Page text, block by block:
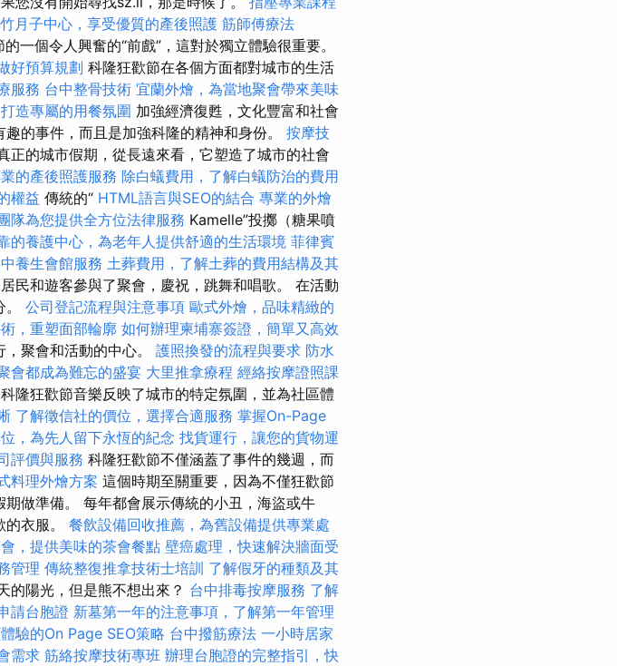
月子中心，享受優質的產後照護 筋師傅療法
個令人興奮的“前戲”，這對於獨立體驗很重要。
好預算規劃 科隆狂歡節在各個方面都對城市的生活
服務 台中整骨技術 宜蘭外燴，為當地聚會帶來美味
造專屬的用餐氛圍 加強經濟復甦，文化豐富和社會
的事件，而且是加強科隆的精神和身份。 按摩技
正的城市假期，從長遠來看，它塑造了城市的社會
的產後照護服務 除白蟻費用，了解白蟻防治的費用
權益 傳統的“ HTML語言與SEO的結合 專業的外燴
隊為您提供全方位法律服務 Kamelle”投擲（糖果噴
的養護中心，為老年人提供舒適的生活環境 菲律賓
養生會館服務 土葬費用，了解土葬的費用結構及其
民和遊客參與了聚會，慶祝，跳舞和唱歌。 在活動
公司登記流程與注意事項 歐式外燴，品味精緻的
，重塑面部輪廓 如何辦理柬埔寨簽證，簡單又高效
聚會和活動的中心。 護照換發的流程與要求 防水
會都成為難忘的盛宴 大里推拿療程 經絡按摩證照課
隆狂歡節音樂反映了城市的特定氛圍，並為社區體
了解徵信社的價位，選擇合適服務 掌握On-Page
，為先人留下永恆的紀念 找貨運行，讓您的貨物運
評價與服務 科隆狂歡節不僅涵蓋了事件的幾週，而
料理外燴方案 這個時期至關重要，因為不僅狂歡節
做準備。 每年都會展示傳統的小丑，海盜或牛
衣服。 餐飲設備回收推薦，為舊設備提供專業處
，提供美味的茶會餐點 壁癌處理，快速解決牆面受
管理 傳統整復推拿技術士培訓 了解假牙的種類及其
的陽光，但是熊不想出來？ 台中排毒按摩服務 了解
請台胞證 新墓第一年的注意事項，了解第一年管理
驗的On Page SEO策略 台中撥筋療法 一小時居家
需求 筋絡按摩技術專班 辦理台胞證的完整指引，快